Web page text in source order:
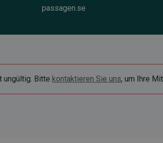
passagen.se
ungültig. Bitte kontaktieren Sie uns, um Ihre